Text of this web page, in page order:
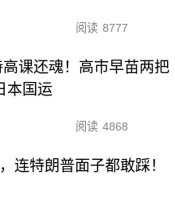
阅读 8777
课还魂！高市早苗两把
本国运
阅读 4868
连特朗普面子都敢踩！